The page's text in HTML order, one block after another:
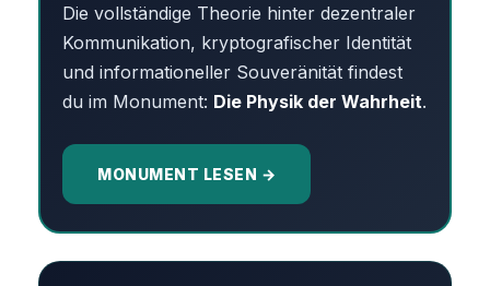
Die vollständige Theorie hinter dezentraler
Kommunikation, kryptografischer Identität
und informationeller Souveränität findest
du im Monument: Die Physik der Wahrheit.
MONUMENT LESEN →